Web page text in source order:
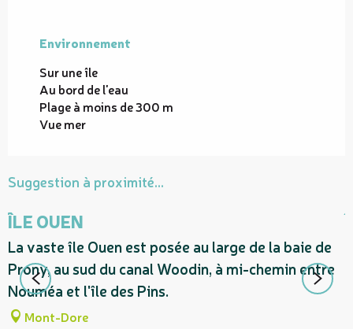
Environnement
Environnement
Sur une île
Au bord de l'eau
Plage à moins de 300 m
Vue mer
Suggestion à proximité...
ÎLE OUEN
La vaste île Ouen est posée au large de la baie de
Prony, au sud du canal Woodin, à mi-chemin entre
Nouméa et l'île des Pins.
Mont-Dore